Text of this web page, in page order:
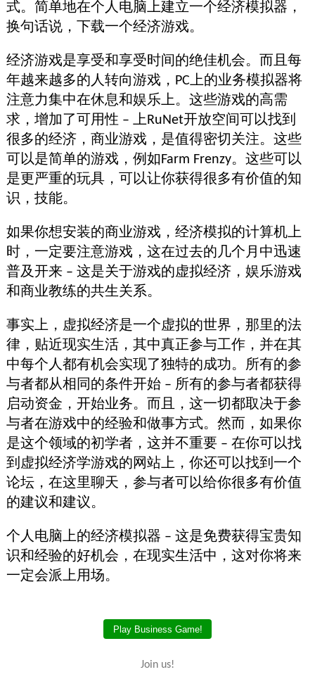
式。简单地在个人电脑上建立一个经济模拟器，
换句话说，下载一个经济游戏。
经济游戏是享受和享受时间的绝佳机会。而且每
年越来越多的人转向游戏，PC上的业务模拟器将
注意力集中在休息和娱乐上。这些游戏的高需
求，增加了可用性 – 上RuNet开放空间可以找到
很多的经济，商业游戏，是值得密切关注。这些
可以是简单的游戏，例如Farm Frenzy。这些可以
是更严重的玩具，可以让你获得很多有价值的知
识，技能。
如果你想安装的商业游戏，经济模拟的计算机上
时，一定要注意游戏，这在过去的几个月中迅速
普及开来 – 这是关于游戏的虚拟经济，娱乐游戏
和商业教练的共生关系。
事实上，虚拟经济是一个虚拟的世界，那里的法
律，贴近现实生活，其中真正参与工作，并在其
中每个人都有机会实现了独特的成功。所有的参
与者都从相同的条件开始 – 所有的参与者都获得
启动资金，开始业务。而且，这一切都取决于参
与者在游戏中的经验和做事方式。然而，如果你
是这个领域的初学者，这并不重要 – 在你可以找
到虚拟经济学游戏的网站上，你还可以找到一个
论坛，在这里聊天，参与者可以给你很多有价值
的建议和建议。
个人电脑上的经济模拟器 – 这是免费获得宝贵知
识和经验的好机会，在现实生活中，这对你将来
一定会派上用场。
Play Business Game!
Join us!